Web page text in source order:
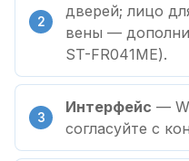
дверей; лицо
вены —
ST-FR041ME).
Интерфейс —
согласуйте с